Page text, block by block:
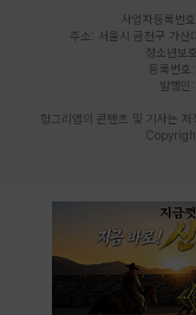
사업자등록번
주소: 서울시 금천구 가
청소년보
등록번
발행인
헝그리앱의 콘텐츠 및 기사는